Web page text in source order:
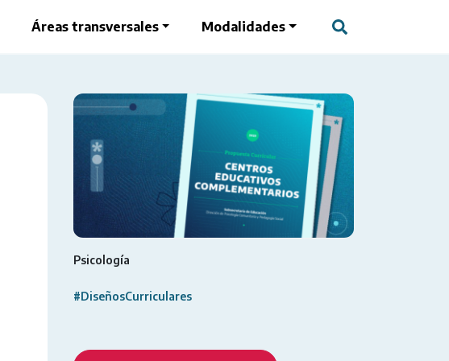
Áreas transversales Modalidades
Psicología
#DiseñosCurriculares